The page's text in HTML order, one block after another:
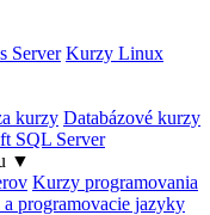
Server Kurzy Linux
kurzy Databázové kurzy
SQL Server
▼
Kurzy programovania
programovacie jazyky